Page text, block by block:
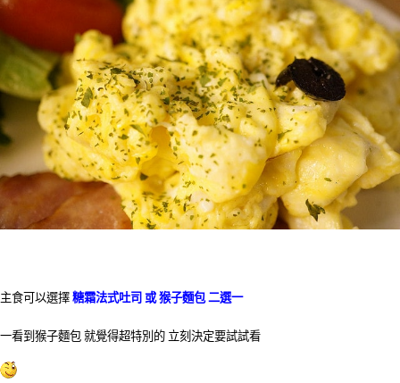
主食可以選擇 糖霜法式吐司 或 猴子麵包 二選一
一看到猴子麵包 就覺得超特別的 立刻決定要試試看